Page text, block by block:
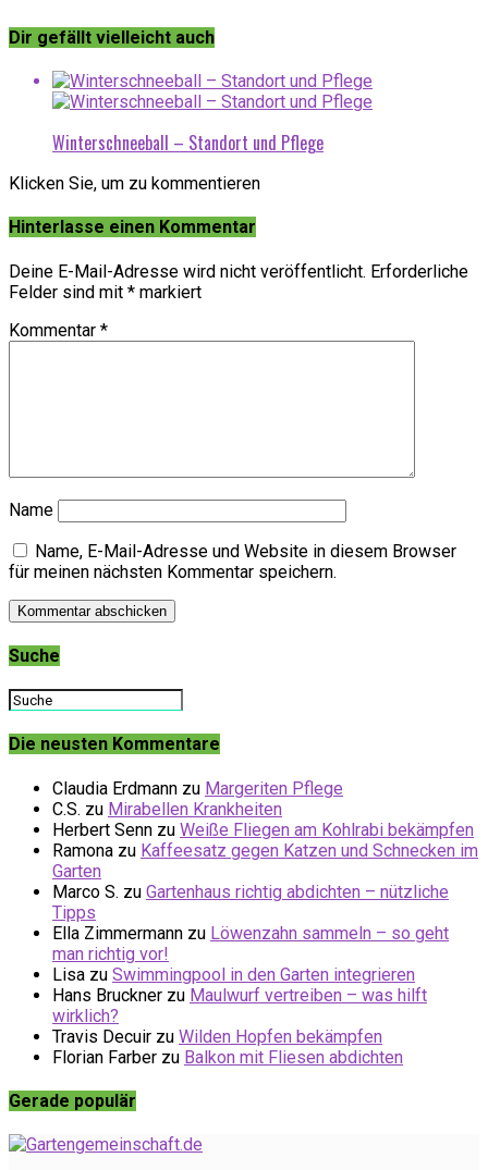
Dir gefällt vielleicht auch
Winterschneeball – Standort und Pflege
Klicken Sie, um zu kommentieren
Hinterlasse einen Kommentar
Deine E-Mail-Adresse wird nicht veröffentlicht. Erforderliche
Felder sind mit * markiert
Kommentar *
Name
Name, E-Mail-Adresse und Website in diesem Browser
für meinen nächsten Kommentar speichern.
Suche
Die neusten Kommentare
Claudia Erdmann zu Margeriten Pflege
C.S. zu Mirabellen Krankheiten
Herbert Senn zu Weiße Fliegen am Kohlrabi bekämpfen
Ramona zu Kaffeesatz gegen Katzen und Schnecken im
Garten
Marco S. zu Gartenhaus richtig abdichten – nützliche
Tipps
Ella Zimmermann zu Löwenzahn sammeln – so geht
man richtig vor!
Lisa zu Swimmingpool in den Garten integrieren
Hans Bruckner zu Maulwurf vertreiben – was hilft
wirklich?
Travis Decuir zu Wilden Hopfen bekämpfen
Florian Farber zu Balkon mit Fliesen abdichten
Gerade populär